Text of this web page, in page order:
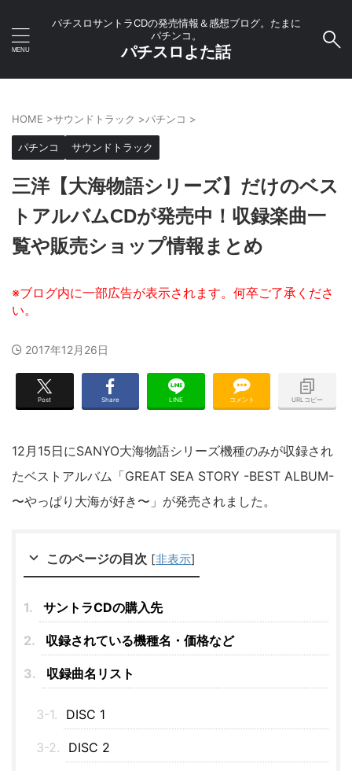
パチスロサントラCDの発売情報＆感想ブログ。たまに
パチンコ。
パチスロよた話
HOME >サウンドトラック >パチンコ >
パチンコ サウンドトラック
三洋【大海物語シリーズ】だけのベス
トアルバムCDが発売中！収録楽曲一
覧や販売ショップ情報まとめ
2017年12月26日
Post Share LINE コメント URLコピー
12月15日にSANYO大海物語シリーズ機種のみが収録され
たベストアルバム「GREAT SEA STORY -BEST ALBUM-
〜やっぱり大海が好き〜」が発売されました。
このページの目次 [非表示]
サントラCDの購入先
収録されている機種名・価格など
収録曲名リスト
DISC 1
DISC 2